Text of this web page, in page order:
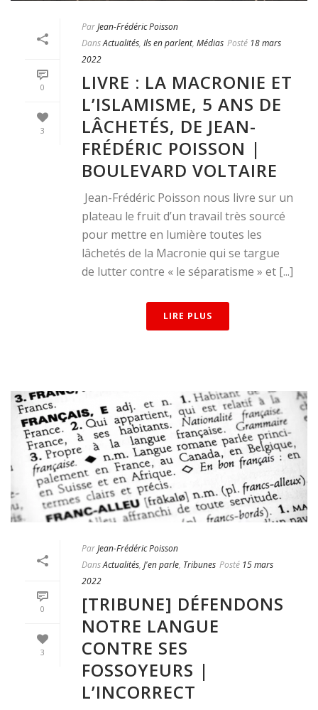
0
3
ParJean-Frédéric Poisson
DansActualités, Ils en parlent, Médias Posté 18 mars
2022
LIVRE : LA MACRONIE ET
L’ISLAMISME, 5 ANS DE
LÂCHETÉS, DE JEAN-
FRÉDÉRIC POISSON |
BOULEVARD VOLTAIRE
Jean-Frédéric Poisson nous livre sur un
plateau le fruit d’un travail très sourcé
pour mettre en lumière toutes les
lâchetés de la Macronie qui se targue
de lutter contre « le séparatisme » et [...]
LIRE PLUS
0
3
ParJean-Frédéric Poisson
DansActualités, J'en parle, Tribunes Posté 15 mars
2022
[TRIBUNE] DÉFENDONS
NOTRE LANGUE
CONTRE SES
FOSSOYEURS |
L’INCORRECT